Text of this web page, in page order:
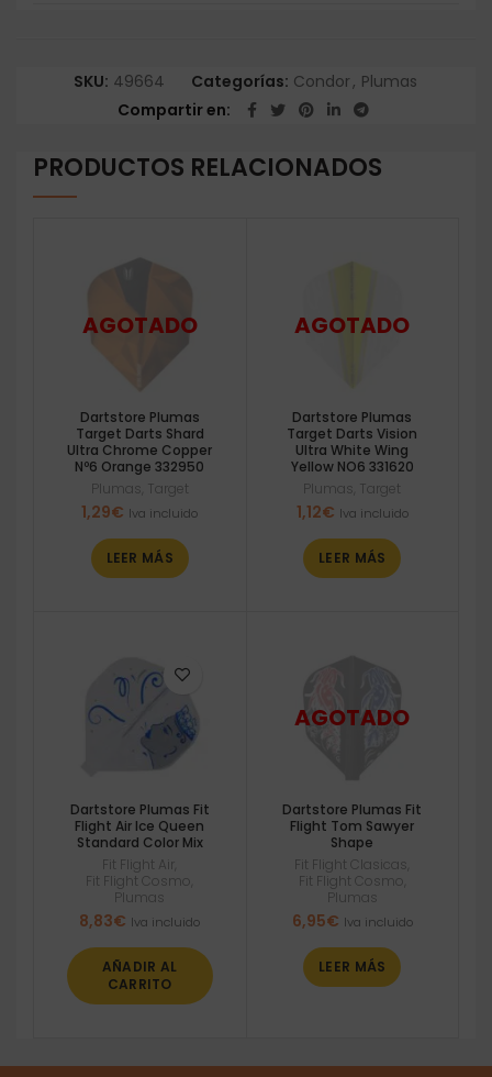
SKU: 49664 Categorías: Condor, Plumas
Compartir en
PRODUCTOS RELACIONADOS
Dartstore Plumas
Target Darts Shard
Ultra Chrome Copper
Nº6 Orange 332950
Plumas Target
1,29€ Iva incluido
LEER MÁS
Dartstore Plumas
Target Darts Vision
Ultra White Wing
Yellow NO6 331620
Plumas Target
1,12€ Iva incluido
LEER MÁS
Dartstore Plumas Fit
Flight Air Ice Queen
Standard Color Mix
Fit Flight Air
Fit Flight Cosmo
Plumas
8,83€ Iva incluido
AÑADIR AL
CARRITO
Dartstore Plumas Fit
Flight Tom Sawyer
Shape
Fit Flight Clasicas
Fit Flight Cosmo
Plumas
6,95€ Iva incluido
LEER MÁS